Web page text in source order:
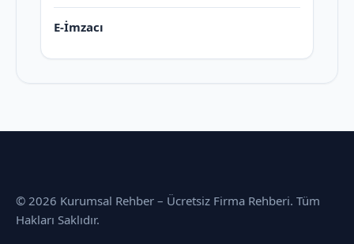
E-İmzacı
© 2026 Kurumsal Rehber – Ücretsiz Firma Rehberi. Tüm
Hakları Saklıdır.